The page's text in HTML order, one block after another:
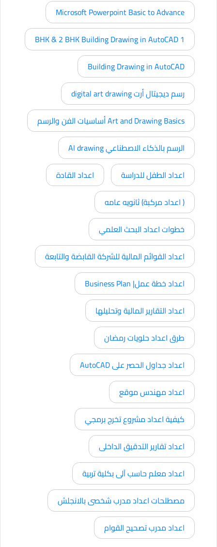
Microsoft Powerpoint Basic to Advance
1 BHK & 2 BHK Building Drawing in AutoCAD
Building Drawing in AutoCAD
رسم ديجيتال أرت digital art drawing
Art and Drawing Basics أساسيات الفن والرسم
الرسم بالذكاء الاصطناعي AI drawing
اعداد الطفل للدراسة
اعداد القادة
( اعداد مركبة) ثانويه عامه
خطوات اعداد البحث العلمي
اعداد القوائم المالية للشركة القابضة والتابعة
اعداد خطة عمل| Business Plan
اعداد التقارير المالية وتحليلها
طرق اعداد حلويات رمضان
اعداد جداول الحصر على AutoCAD
اعداد مهندس موقع
كيفية اعداد مشروع تخرج برمجي
اعداد تقارير التدقيق الداخلى
اعداد معلم حاسب آلى بكلية تربية
مصطلحات اعداد مدرب شخصى بالانجلش
اعداد مدرب تصحيح القوام